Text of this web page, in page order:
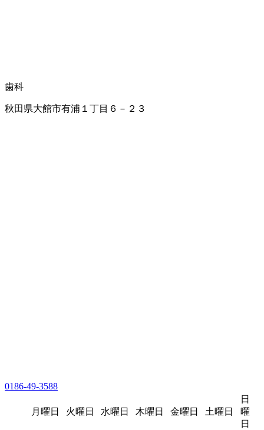
歯科
秋田県大館市有浦１丁目６－２３
0186-49-3588
月曜日 火曜日 水曜日 木曜日 金曜日 土曜日
日
曜
日